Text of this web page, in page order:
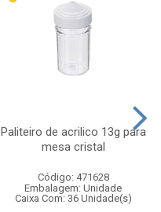
Paliteiro de acrilico 13g para
mesa cristal
Código: 471628
Embalagem: Unidade
Caixa Com: 36 Unidade(s)